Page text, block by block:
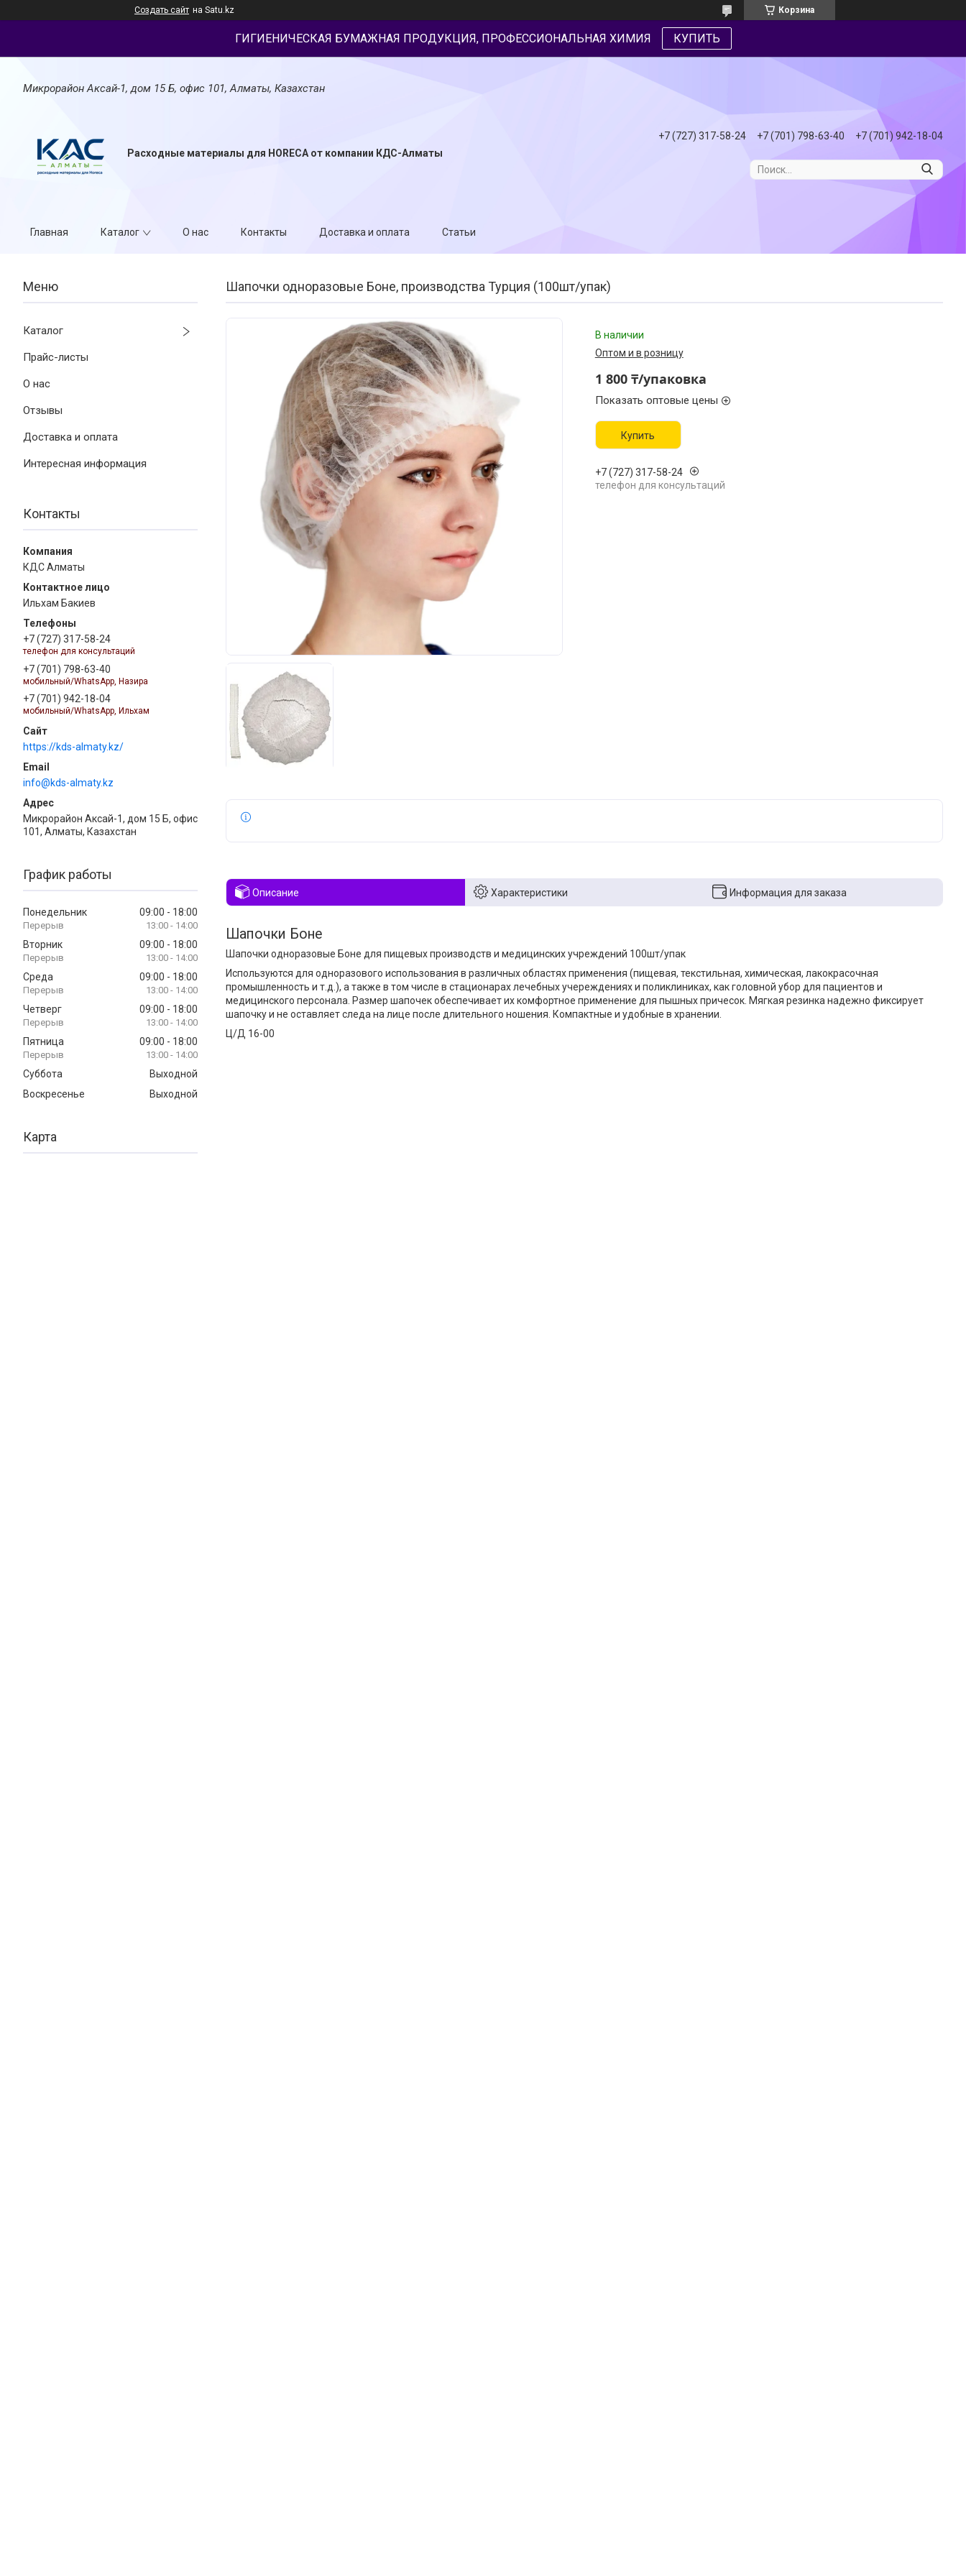
Создать сайт на Satu.kz Корзина
ГИГИЕНИЧЕСКАЯ БУМАЖНАЯ ПРОДУКЦИЯ, ПРОФЕССИОНАЛЬНАЯ ХИМИЯ КУПИТЬ
Микрорайон Аксай-1, дом 15 Б, офис 101, Алматы, Казахстан
Расходные материалы для HORECA от компании КДС-Алматы
+7 (727) 317-58-24 +7 (701) 798-63-40 +7 (701) 942-18-04
Главная Каталог О нас Контакты Доставка и оплата Статьи
Каталог
Прайс-листы
О нас
Отзывы
Доставка и оплата
Интересная информация
Контакты
КДС Алматы
Ильхам Бакиев
+7 (727) 317-58-24
телефон для консультаций
+7 (701) 798-63-40
мобильный/WhatsApp, Назира
+7 (701) 942-18-04
мобильный/WhatsApp, Ильхам
https://kds-almaty.kz/
info@kds-almaty.kz
Микрорайон Аксай-1, дом 15 Б, офис
101, Алматы, Казахстан
График работы
Понедельник 09:00 18:00
13:00 14:00
Вторник 09:00 18:00
13:00 14:00
Среда 09:00 18:00
13:00 14:00
Четверг 09:00 18:00
13:00 14:00
Пятница 09:00 18:00
13:00 14:00
Суббота
Выходной
Воскресенье
Выходной
Карта
Шапочки одноразовые Боне, производства Турция (100шт/упак)
В наличии
Оптом и в розницу
1 800 ₸/упаковка
Показать оптовые цены
Купить
+7 (727) 317-58-24
телефон для консультаций
Описание Характеристики Информация для заказа
Шапочки Боне
Шапочки одноразовые Боне для пищевых производств и медицинских учреждений 100шт/упак
Используются для одноразового использования в различных областях применения (пищевая, текстильная, химическая, лакокрасочная
промышленность и т.д.), а также в том числе в стационарах лечебных учереждениях и поликлиниках, как головной убор для пациентов и
медицинского персонала. Размер шапочек обеспечивает их комфортное применение для пышных причесок. Мягкая резинка надежно фиксирует
шапочку и не оставляет следа на лице после длительного ношения. Компактные и удобные в хранении.
Ц/Д 16-00